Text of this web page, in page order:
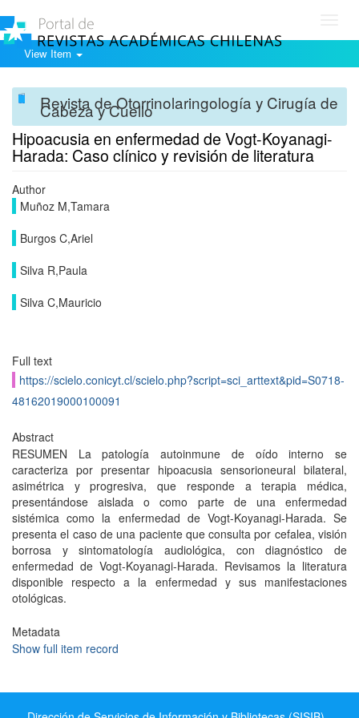
View Item
Revista de Otorrinolaringología y Cirugía de
Cabeza y Cuello
Hipoacusia en enfermedad de Vogt-Koyanagi-
Harada: Caso clínico y revisión de literatura
Author
Muñoz M,Tamara
Burgos C,Ariel
Silva R,Paula
Silva C,Mauricio
Full text
https://scielo.conicyt.cl/scielo.php?script=sci_arttext&pid=S0718-
48162019000100091
Abstract
RESUMEN La patología autoinmune de oído interno se
caracteriza por presentar hipoacusia sensorioneural bilateral,
asimétrica y progresiva, que responde a terapia médica,
presentándose aislada o como parte de una enfermedad
sistémica como la enfermedad de Vogt-Koyanagi-Harada. Se
presenta el caso de una paciente que consulta por cefalea, visión
borrosa y sintomatología audiológica, con diagnóstico de
enfermedad de Vogt-Koyanagi-Harada. Revisamos la literatura
disponible respecto a la enfermedad y sus manifestaciones
otológicas.
Metadata
Show full item record